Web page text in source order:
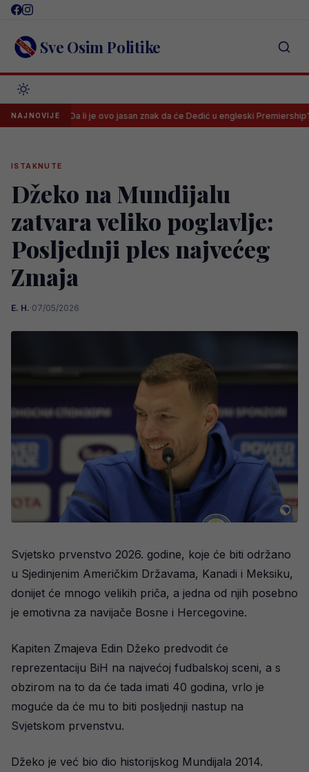
Skip
content Sve Osim Politike
NAJNOVIJEDa li je ovo jasan znak da će Dedić u engleski Premiership?!
ISTAKNUTE
Džeko na Mundijalu
zatvara veliko poglavlje:
Posljednji ples najvećeg
Zmaja
E. H.·07/05/2026
Svjetsko prvenstvo 2026. godine, koje će biti održano
u Sjedinjenim Američkim Državama, Kanadi i Meksiku,
donijet će mnogo velikih priča, a jedna od njih posebno
je emotivna za navijače Bosne i Hercegovine.
Kapiten Zmajeva Edin Džeko predvodit će
reprezentaciju BiH na najvećoj fudbalskoj sceni, a s
obzirom na to da će tada imati 40 godina, vrlo je
moguće da će mu to biti posljednji nastup na
Svjetskom prvenstvu.
Džeko je već bio dio historijskog Mundijala 2014.